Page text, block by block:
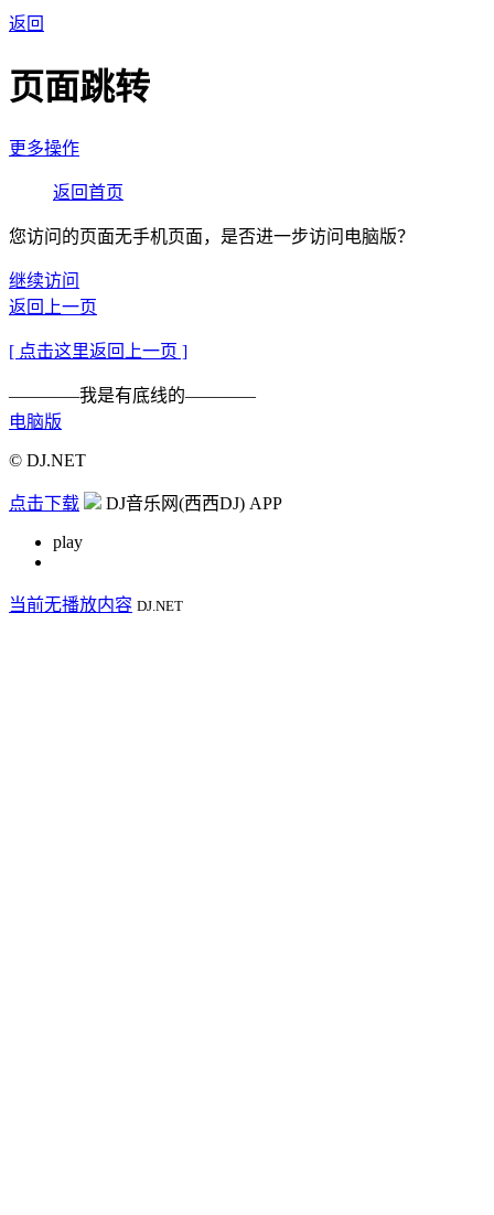
返回
页面跳转
更多操作
返回首页
您访问的页面无手机页面，是否进一步访问电脑版？
继续访问
返回上一页
[ 点击这里返回上一页 ]
————我是有底线的————
电脑版
© DJ.NET
点击下载 DJ音乐网(西西DJ) APP
play
当前无播放内容 DJ.NET